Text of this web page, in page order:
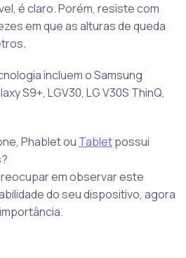
é claro. Porém, resiste com
em que as alturas de queda
incluem o Samsung
S9+, LGV30, LG V30S ThinQ,
Phablet ou Tabletpossui
em observar este
do seu dispositivo, agora